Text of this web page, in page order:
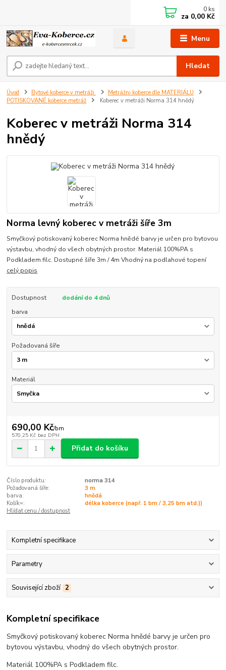
Menu
Hledat
0 ks
za 0,00 Kč
Úvod Bytové koberce v metráži
Metrážni koberce dle MATERIÁLU
POTISKOVANÉ koberce metráž
Koberec v metráži Norma 314 hnědý
Koberec v metráži Norma 314
hnědý
Norma levný koberec v metráži šíře 3m
Smyčkový potiskovaný koberec Norma hnědé barvy je určen pro bytovou
výstavbu, vhodný do všech obytných prostor. Materiál 100%PA s
Podkladem filc. Dostupné šíře 3m / 4m Vhodný na podlahové topení
celý popis
Dostupnost
dodání do 4 dnů
barva
Požadovaná šíře
Materiál
690,00 Kč/bm
570,25 Kč bez DPH
Přidat do košíku
Číslo produktu:
norma 314
Požadovaná šíře:
3 m
barva:
hnědá
Košík=:
délka koberce (např. 1 bm / 3,25 bm atd.))
Hlídat cenu / dostupnost
Kompletní specifikace
Parametry
Související zboží 2
Kompletní specifikace
Smyčkový potiskovaný koberec Norma hnědé barvy je určen pro
bytovou výstavbu, vhodný do všech obytných prostor.
Materiál 100%PA s Podkladem filc.